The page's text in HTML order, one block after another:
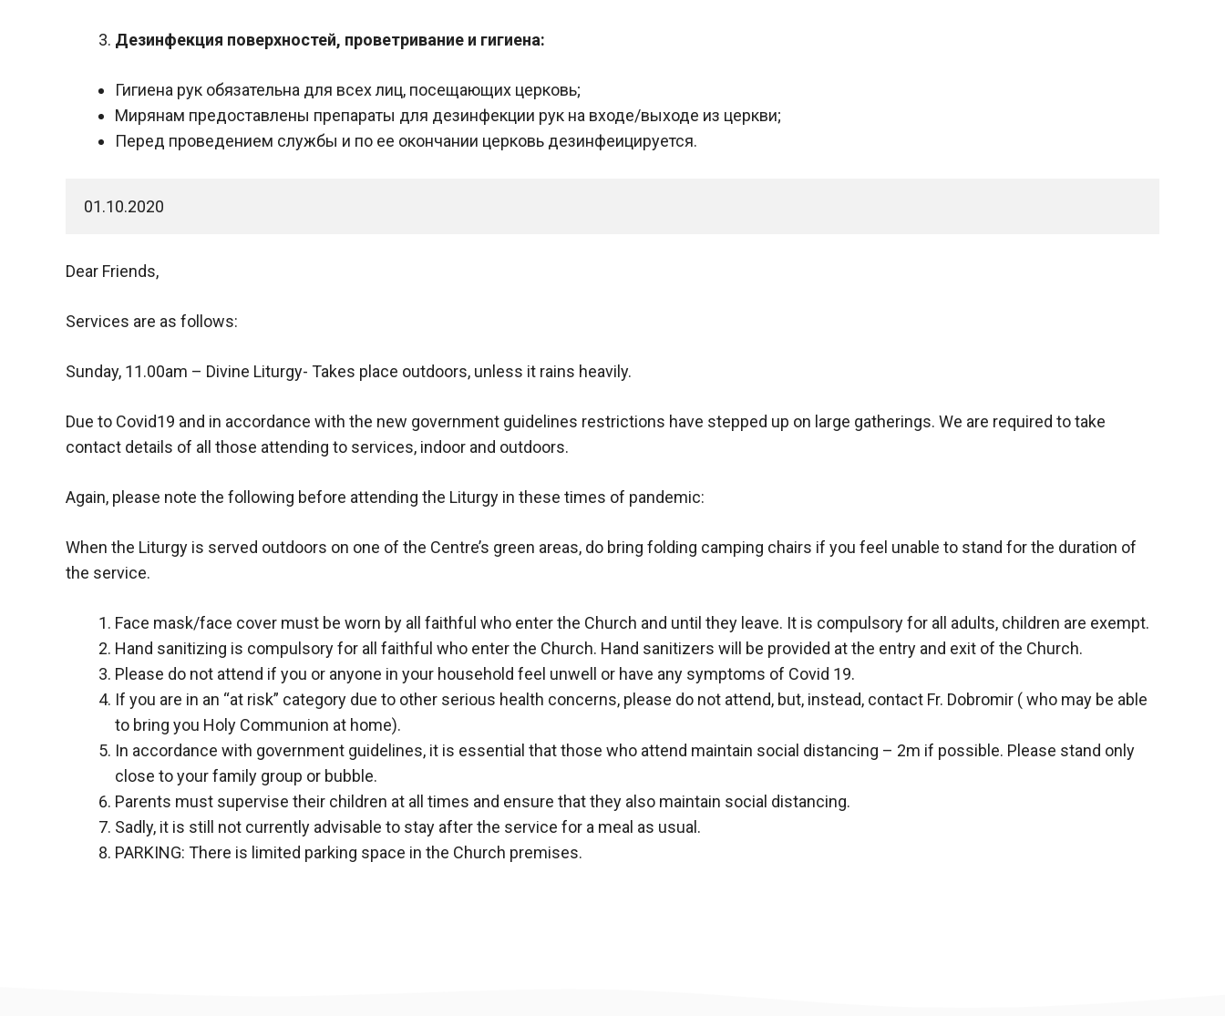
Дезинфекция поверхностей, проветривание и гигиена:
Гигиена рук обязательна для всех лиц, посещающих церковь;
Мирянам предоставлены препараты для дезинфекции рук на входе/выходе из церкви;
Перед проведением службы и по ее окончании церковь дезинфеицируется.
01.10.2020
Dear Friends,
Services are as follows:
Sunday, 11.00am – Divine Liturgy- Takes place outdoors, unless it rains heavily.
Due to Covid19 and in accordance with the new government guidelines restrictions have stepped up on large gatherings. We are required to take
contact details of all those attending to services, indoor and outdoors.
Again, please note the following before attending the Liturgy in these times of pandemic:
When the Liturgy is served outdoors on one of the Centre’s green areas, do bring folding camping chairs if you feel unable to stand for the duration of
the service.
Face mask/face cover must be worn by all faithful who enter the Church and until they leave. It is compulsory for all adults, children are exempt.
Hand sanitizing is compulsory for all faithful who enter the Church. Hand sanitizers will be provided at the entry and exit of the Church.
Please do not attend if you or anyone in your household feel unwell or have any symptoms of Covid 19.
If you are in an “at risk” category due to other serious health concerns, please do not attend, but, instead, contact Fr. Dobromir ( who may be able
to bring you Holy Communion at home).
In accordance with government guidelines, it is essential that those who attend maintain social distancing – 2m if possible. Please stand only
close to your family group or bubble.
Parents must supervise their children at all times and ensure that they also maintain social distancing.
Sadly, it is still not currently advisable to stay after the service for a meal as usual.
PARKING: There is limited parking space in the Church premises.